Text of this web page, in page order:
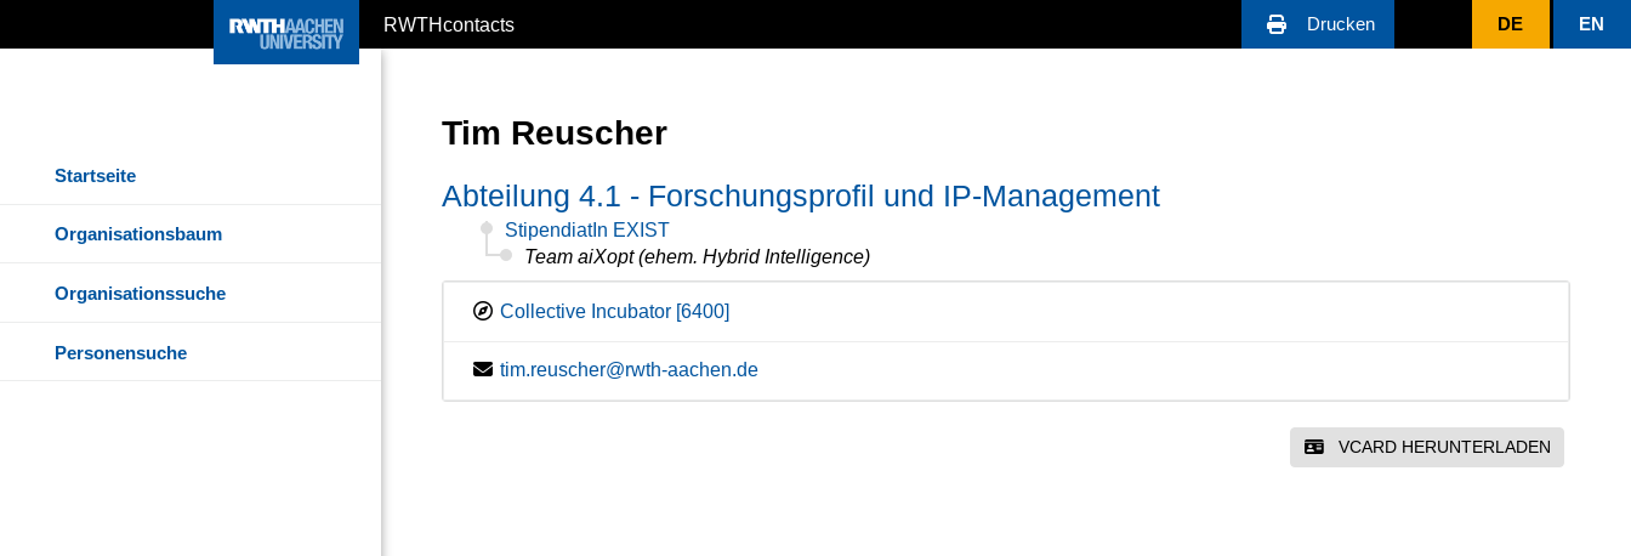
RWTHcontacts Drucken DE EN
Startseite
Organisationsbaum
Organisationssuche
Personensuche
Tim Reuscher
Abteilung 4.1 - Forschungsprofil und IP-Management
StipendiatIn EXIST
Team aiXopt (ehem. Hybrid Intelligence)
Collective Incubator [6400]
tim.reuscher@rwth-aachen.de
VCARD HERUNTERLADEN